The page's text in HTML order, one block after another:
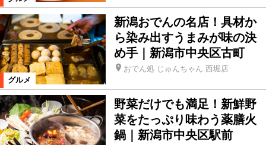
グルメ
新潟おでんの名店！具材か
ら染み出すうまみが味の決
め手｜新潟市中央区古町
おでん処 じゅんちゃん 西堀店
野菜だけでも満足！新鮮野
菜をたっぷり味わう薬膳火
鍋｜新潟市中央区駅前